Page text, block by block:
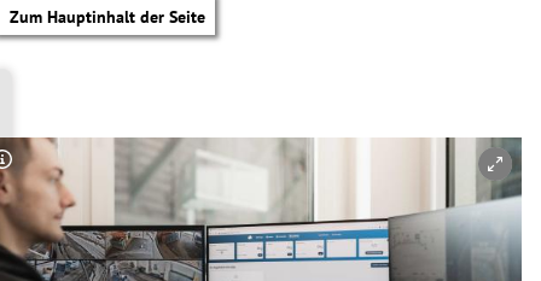
Zum Hauptinhalt der Seite
Copyright-Hinweis öffnen/schließen